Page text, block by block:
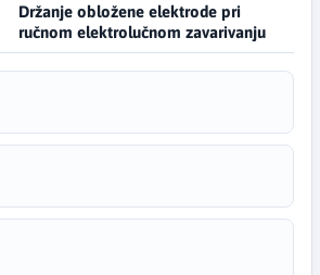
Držanje obložene elektrode pri
ručnom elektrolučnom zavarivanju